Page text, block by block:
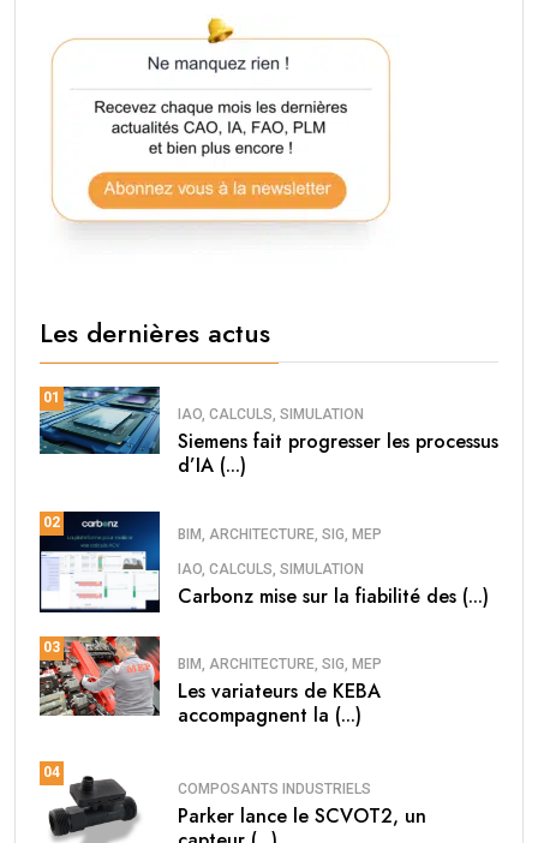
Les dernières actus
01
IAO, CALCULS, SIMULATION
Siemens fait progresser les processus
d’IA (...)
02
BIM, ARCHITECTURE, SIG, MEP
IAO, CALCULS, SIMULATION
Carbonz mise sur la fiabilité des (...)
03
BIM, ARCHITECTURE, SIG, MEP
Les variateurs de KEBA
accompagnent la (...)
04
COMPOSANTS INDUSTRIELS
Parker lance le SCVOT2, un